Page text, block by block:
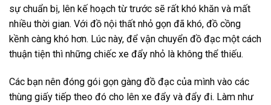
sự chuẩn bị, lên kế hoạch từ trước sẽ rất khó khăn và mất
nhiều thời gian. Với đồ nội thất nhỏ gọn đã khó, đồ cồng
kềnh càng khó hơn. Lúc này, để vận chuyển đồ đạc một cách
thuận tiện thì những chiếc xe đẩy nhỏ là không thể thiếu.
Các bạn nên đóng gói gọn gàng đồ đạc của mình vào các
thùng giấy tiếp theo đó cho lên xe đẩy và đẩy đi. Làm như